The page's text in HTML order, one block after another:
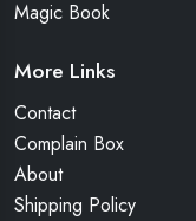
Magic Book
More Links
Contact
Complain Box
About
Shipping Policy